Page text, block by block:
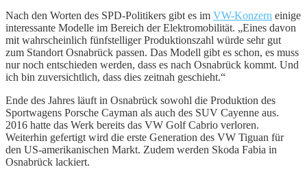
Nach den Worten des SPD-Politikers gibt es im VW-Konzern einige
interessante Modelle im Bereich der Elektromobilität. „Eines davon
mit wahrscheinlich fünfstelliger Produktionszahl würde sehr gut
zum Standort Osnabrück passen. Das Modell gibt es schon, es muss
nur noch entschieden werden, dass es nach Osnabrück kommt. Und
ich bin zuversichtlich, dass dies zeitnah geschieht.“
Ende des Jahres läuft in Osnabrück sowohl die Produktion des
Sportwagens Porsche Cayman als auch des SUV Cayenne aus.
2016 hatte das Werk bereits das VW Golf Cabrio verloren.
Weiterhin gefertigt wird die erste Generation des VW Tiguan für
den US-amerikanischen Markt. Zudem werden Skoda Fabia in
Osnabrück lackiert.